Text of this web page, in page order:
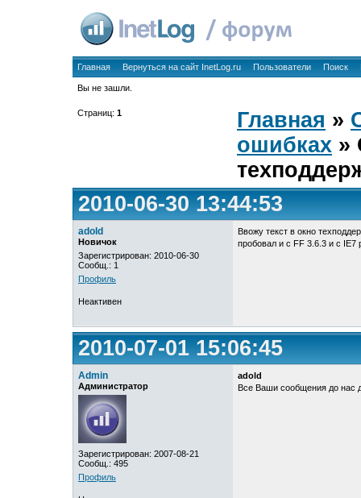
Главная Вернуться на сайт InetLog.ru Пользователи Поиск
Вы не зашли.
Страниц: 1 Главная »
ошибках »
2010-06-30 13:44:53
adold
Новичок
Зарегистрирован: 2010-06-30
Сообщ.: 1
Профиль
Ввожу текст в окно
пробовал и с FF 3.6.3 и с IE7
Неактивен
2010-07-01 15:06:45
Admin
Администратор
Зарегистрирован: 2007-08-21
Сообщ.: 495
Профиль
adold
Все Ваши сообщения до нас